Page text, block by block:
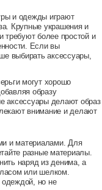
и одежды играют
Крупные украшения и
требуют более простой и
Если вы
выбирать аксессуары,
могут хорошо
образу
аксессуары делают образ
внимание и делают
и материалами. Для
разные материалы.
наряд из денима, а
или шелком.
одеждой, но не